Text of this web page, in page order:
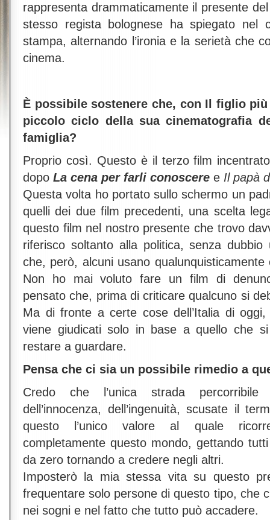
rappresenta drammaticamente il presente
stesso regista bolognese ha spiegato nel
stampa, alternando l’ironia e la serietà che
cinema.
È possibile sostenere che, con Il figlio
piccolo ciclo della sua cinematografia
famiglia?
Proprio così. Questo è il terzo film
dopo La cena per farli conoscere e Il papà
Questa volta ho portato sullo schermo un
quelli dei due film precedenti, una scelta
questo film nel nostro presente che trovo
riferisco soltanto alla politica, senza dubbio
che, però, alcuni usano
Non ho mai voluto fare un film di
pensato che, prima di criticare qualcuno si
Ma di fronte a certe cose dell’Italia di
viene giudicati solo in base a quello che
restare a guardare.
Pensa che ci sia un possibile rimedio a
Credo che l’unica strada
dell’innocenza, dell’ingenuità, scusate il
questo l’unico valore al quale
completamente questo mondo, gettando
da zero tornando a credere negli altri.
Imposterò la mia stessa vita su questo
frequentare solo persone di questo tipo, che
nei sogni e nel fatto che tutto può accadere.